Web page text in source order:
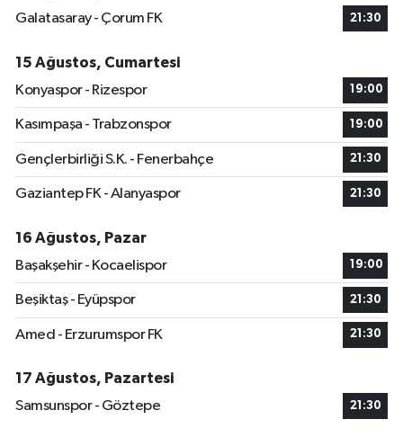
Galatasaray - Çorum FK
21:30
15 Ağustos, Cumartesi
Konyaspor - Rizespor
19:00
Kasımpaşa - Trabzonspor 19:00
Gençlerbirliği S.K. - Fenerbahçe 21:30
Gaziantep FK - Alanyaspor 21:30
16 Ağustos, Pazar
Başakşehir - Kocaelispor
19:00
Beşiktaş - Eyüpspor 21:30
Amed - Erzurumspor FK 21:30
17 Ağustos, Pazartesi
Samsunspor - Göztepe
21:30